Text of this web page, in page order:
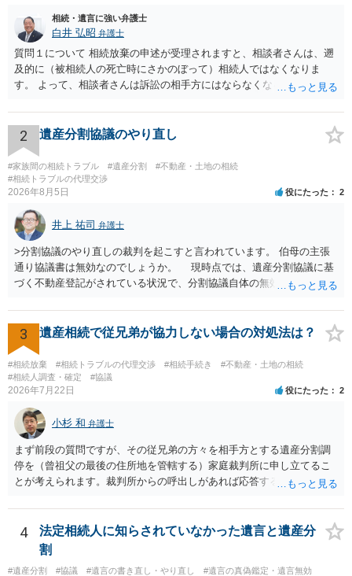
相続・遺言に強い弁護士
白井 弘昭 弁護士
質問１について 相続放棄の申述が受理されますと、相談者さんは、遡
及的に（被相続人の死亡時にさかのぼって）相続人ではなくなりま
す。 よって、相談者さんは訴訟の相手方にはならなくなるので（明け
理証明を家庭裁判所で取得し、コピーを答弁書に添えて裁判所に提出
してください。 質問２について 請求棄却を求める答弁書を提出すれ
ば、第１回期日は出席する必要がありません。その日は差支え（用事
があり出席できない）との記載で十分です。 質問３について 弁護士で
はないので、ｍｉｎｔｓでの提出の必要は無いと思います。郵送（期
限までに届けばよい）で十分です。 詳細は、書面記載の裁判所書記官
にお問い合わせください。 以上、ご参考まで。
2 遺産分割協議のやり直し
#家族間の相続トラブル #遺産分割
#不動産・土地の相続
#相続トラブルの代理交渉
2026年8月5日 役にたった 2
井上 祐司 弁護士
>分割協議のやり直しの裁判を起こすと言われています。 伯母の主張
通り協議書は無効なのでしょうか。 現時点では、遺産分割協議に基
づく不動産登記がされている状況で、分割協議自体の無効を裁判所が
方の訴訟の主張及び立証次第ですが、 ・御祖母様の認知能力に関する
医師の意見書、筆跡鑑定 が提出されればその効力が否定される可能性
はありますが、 ・伯母様自身が分割協議に加わっていること ・御祖母
様の意に反する遺産分割協議を行う実益が誰にあったかの立証が困難
であること からすると、実際に遺産分割協議の効力が否定される可能
性はそれほど高くない（立証のハードルは非常に高い）ということが
言えると思います。
3 遺産相続で従兄弟が協力しない場合の対処法は？
#相続放棄 #相続トラブルの代理交渉 #相続手続き
#不動産・土地の相続
#相続人調査・確定
#協議
2026年7月22日 役にたった 2
小杉 和 弁護士
まず前段の質問ですが、その従兄弟の方々を相手方とする遺産分割調
停を（曾祖父の最後の住所地を管轄する）家庭裁判所に申し立てるこ
とが考えられます。裁判所からの呼出しがあれば応答する可能性がま
能と思われます。時間が思った以上にないので必要書類をてきぱきと
揃える必要があります。その点是非御注意ください。
4
法定相続人に知らされていなかった遺言と遺産分
割
#遺産分割 #協議 #遺言の書き直し・やり直し
#遺言の真偽鑑定・遺言無効